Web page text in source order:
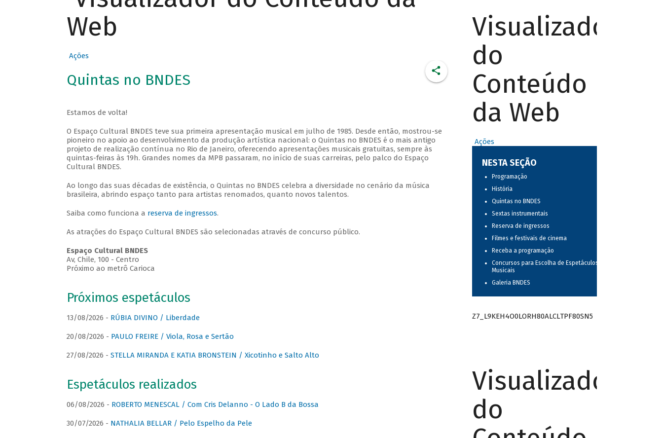
Web
Ações
Quintas no BNDES
Estamos de volta!
O Espaço Cultural BNDES teve sua primeira apresentação musical em julho de 1985. Desde então, mostrou-se
pioneiro no apoio ao desenvolvimento da produção artística nacional: o Quintas no BNDES é o mais antigo
projeto de realização contínua no Rio de Janeiro, oferecendo apresentações musicais gratuitas, sempre às
quintas-feiras às 19h. Grandes nomes da MPB passaram, no início de suas carreiras, pelo palco do Espaço
Cultural BNDES.
Ao longo das suas décadas de existência, o Quintas no BNDES celebra a diversidade no cenário da música
brasileira, abrindo espaço tanto para artistas renomados, quanto novos talentos.
Saiba como funciona a reserva de ingressos.
As atrações do Espaço Cultural BNDES são selecionadas através de concurso público.
Espaço Cultural BNDES
Av, Chile, 100 - Centro
Próximo ao metrô Carioca
Próximos espetáculos
13/08/2026 - RÚBIA DIVINO / Liberdade
20/08/2026 - PAULO FREIRE / Viola, Rosa e Sertão
27/08/2026 - STELLA MIRANDA E KATIA BRONSTEIN / Xicotinho e Salto Alto
Espetáculos realizados
06/08/2026 - ROBERTO MENESCAL / Com Cris Delanno - O Lado B da Bossa
30/07/2026 - NATHALIA BELLAR / Pelo Espelho da Pele
Visualizador
do
Conteúdo
da Web
Ações
NESTA SEÇÃO
Programação
História
Quintas no BNDES
Sextas instrumentais
Reserva de ingressos
Filmes e festivais de cinema
Receba a programação
Concursos para Escolha de Espetáculos
Musicais
Galeria BNDES
Z7_L9KEH4O0LORH80ALCLTPF80SN5
Visualizador
do